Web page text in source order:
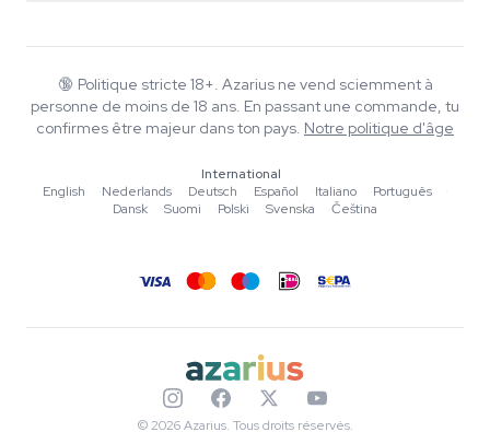
Politique de confidentialité
Wiki
Musique
Normes éditoriales
Outils & Calculateurs
🔞 Politique stricte 18+. Azarius ne vend sciemment à
personne de moins de 18 ans. En passant une commande, tu
confirmes être majeur dans ton pays. Notre politique d'âge
International
English
·Nederlands ·Deutsch ·Español ·Italiano ·Português
·
Dansk
·Suomi ·Polski ·Svenska ·Čeština
© 2026 Azarius. Tous droits réservés.